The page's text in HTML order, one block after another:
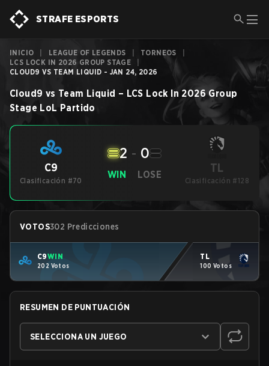
STRAFE ESPORTS
INICIO LEAGUE OF LEGENDS TORNEOS
LCS LOCK IN 2026 GROUP STAGE
CLOUD9 VS TEAM LIQUID - JAN 24, 2026
Cloud9 vs Team Liquid – LCS Lock In 2026 Group
Stage LoL Partido
C9
Clasificación #70
WIN
2 - 0
LOSE TL
Clasificación #128
VOTOS302 Predicciones
C9WIN
202 Votos
TL
100 Votos
RESUMEN DE PUNTUACIÓN
SELECCIONA UN JUEGO